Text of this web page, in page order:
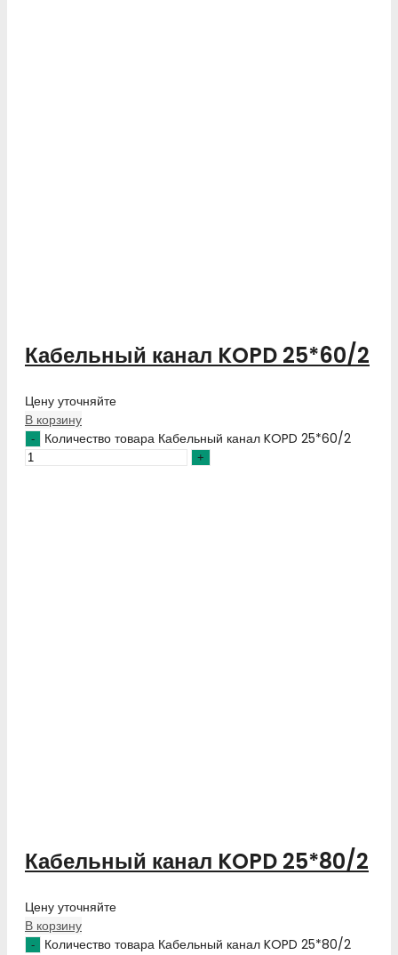
Кабельный канал KOPD 25*60/2
Цену уточняйте
В корзину
Количество товара Кабельный канал KOPD 25*60/2
Кабельный канал KOPD 25*80/2
Цену уточняйте
В корзину
Количество товара Кабельный канал KOPD 25*80/2